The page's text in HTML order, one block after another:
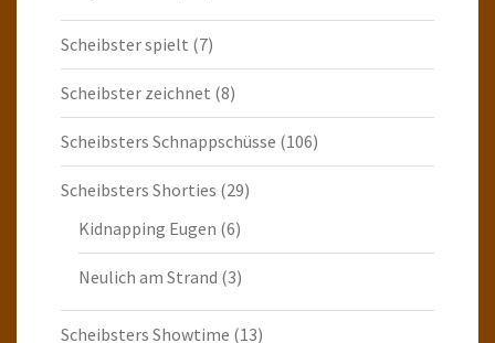
Scheibster spielt (7)
Scheibster zeichnet (8)
Scheibsters Schnappschüsse (106)
Scheibsters Shorties (29)
Kidnapping Eugen (6)
Neulich am Strand (3)
Scheibsters Showtime (13)